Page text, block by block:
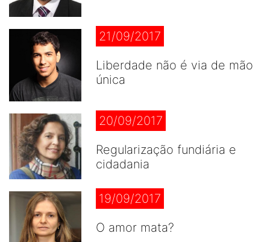
21/09/2017
Liberdade não é via de mão
única
20/09/2017
Regularização fundiária e
cidadania
19/09/2017
O amor mata?